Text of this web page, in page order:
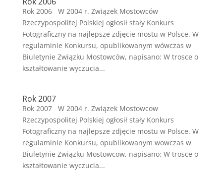
Rok 2006 W 2004 r. Związek Mostowców
Rzeczypospolitej Polskiej ogłosił stały Konkurs
Fotograficzny na najlepsze zdjęcie mostu w Polsce. W
regulaminie Konkursu, opublikowanym wówczas w
Biuletynie Związku Mostowców, napisano: W trosce o
kształtowanie wyczucia...
Rok 2007
Rok 2007 W 2004 r. Związek Mostowcow
Rzeczypospolitej Polskiej ogłosił stały Konkurs
Fotograficzny na najlepsze zdjęcie mostu w Polsce. W
regulaminie Konkursu, opublikowanym wowczas w
Biuletynie Związku Mostowcow, napisano: W trosce o
kształtowanie wyczucia...